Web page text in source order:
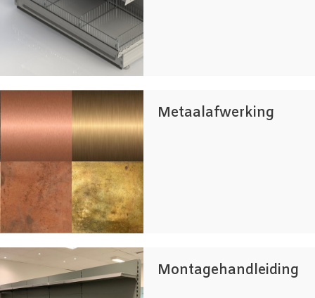
Metaalafwerking
Montagehandleiding